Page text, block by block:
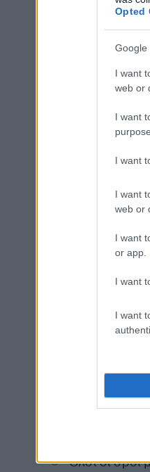
Opted
Google
I want
web or
I want
I want
I want
web or
I want
or app.
I want
I want
2. Πλήρης
Όλοι οι όροι